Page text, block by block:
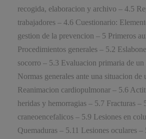
recogida, elaboracion y archivo – 4.5
trabajadores – 4.6 Cuestionario:
gestion de la prevencion – 5 Primeros
Procedimientos generales – 5.2
socorro – 5.3 Evaluacion primaria de
Normas generales ante una situacion de
Reanimacion cardiopulmonar – 5.6
heridas y hemorragias – 5.7 Fracturas –
craneoencefalicos – 5.9 Lesiones en
Quemaduras – 5.11 Lesiones oculares –